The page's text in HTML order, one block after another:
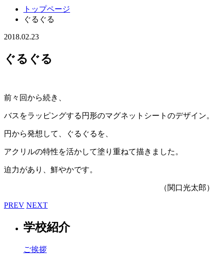
トップページ
ぐるぐる
2018.02.23
ぐるぐる
前々回から続き、
バスをラッピングする円形のマグネットシートのデザイン。
円から発想して、ぐるぐるを、
アクリルの特性を活かして塗り重ねて描きました。
迫力があり、鮮やかです。
（関口光太郎）
PREV NEXT
学校紹介
ご挨拶